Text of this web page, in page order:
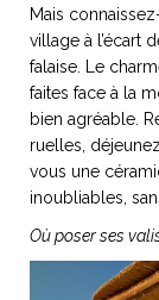
Mais
village à l’écart
falaise. Le
faites face à la
bien agréable.
ruelles,
vous une
inoubliables,
Où poser ses